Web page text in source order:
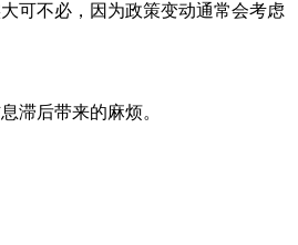
可不必，因为政策变动通常会考虑
滞后带来的麻烦。